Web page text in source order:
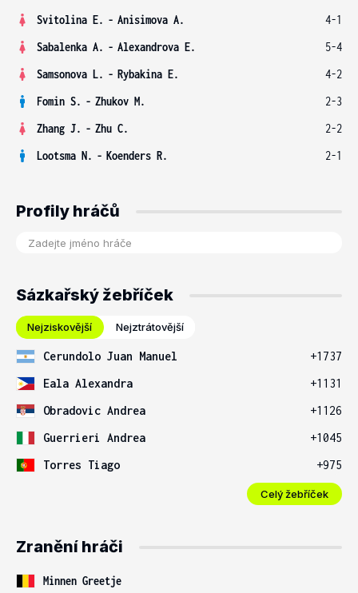
Svitolina E. - Anisimova A.
4-1
Sabalenka A. - Alexandrova E.
5-4
Samsonova L. - Rybakina E.
4-2
Fomin S. - Zhukov M.
2-3
Zhang J. - Zhu C.
2-2
Lootsma N. - Koenders R. 2-1
Profily hráčů
Sázkařský žebříček
Nejziskovější Nejztrátovější
Cerundolo Juan Manuel
+1737
Eala Alexandra
+1131
Obradovic Andrea
+1126
Guerrieri Andrea
+1045
Torres Tiago
+975
Celý žebříček
Zranění hráči
Minnen Greetje